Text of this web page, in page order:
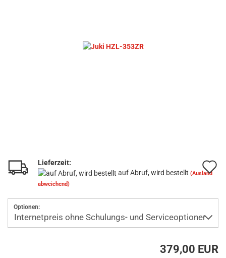
Lieferzeit:
auf Abruf, wird bestellt (Ausland
abweichend)
Optionen:
379,00 EUR